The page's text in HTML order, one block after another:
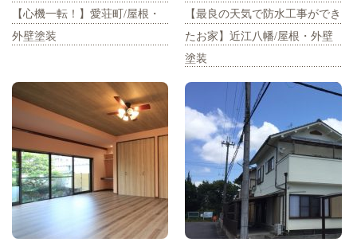
【心機一転！】愛荘町/屋根・
外壁塗装
【最良の天気で防水工事ができ
たお家】近江八幡/屋根・外壁
塗装